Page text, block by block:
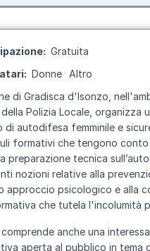
Gratuita
Donne Altro
di Gradisca d'Isonzo,
Polizia Locale, organizza
di autodifesa femminile e
formativi che tengono conto
preparazione tecnica
nozioni relative alla
approccio psicologico e alla
che tutela l'incolumità
anche una
aperta al pubblico in tema